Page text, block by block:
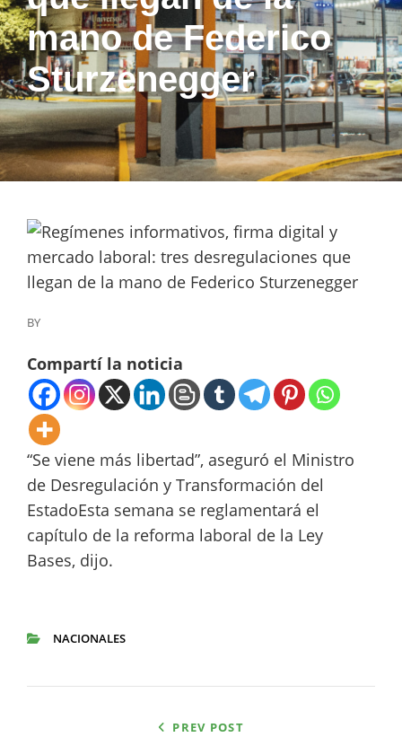
mano de Federico
Sturzenegger
BY
Compartí la noticia
“Se viene más libertad”, aseguró el Ministro
de Desregulación y Transformación del
EstadoEsta semana se reglamentará el
capítulo de la reforma laboral de la Ley
Bases, dijo.
NACIONALES
PREV POST